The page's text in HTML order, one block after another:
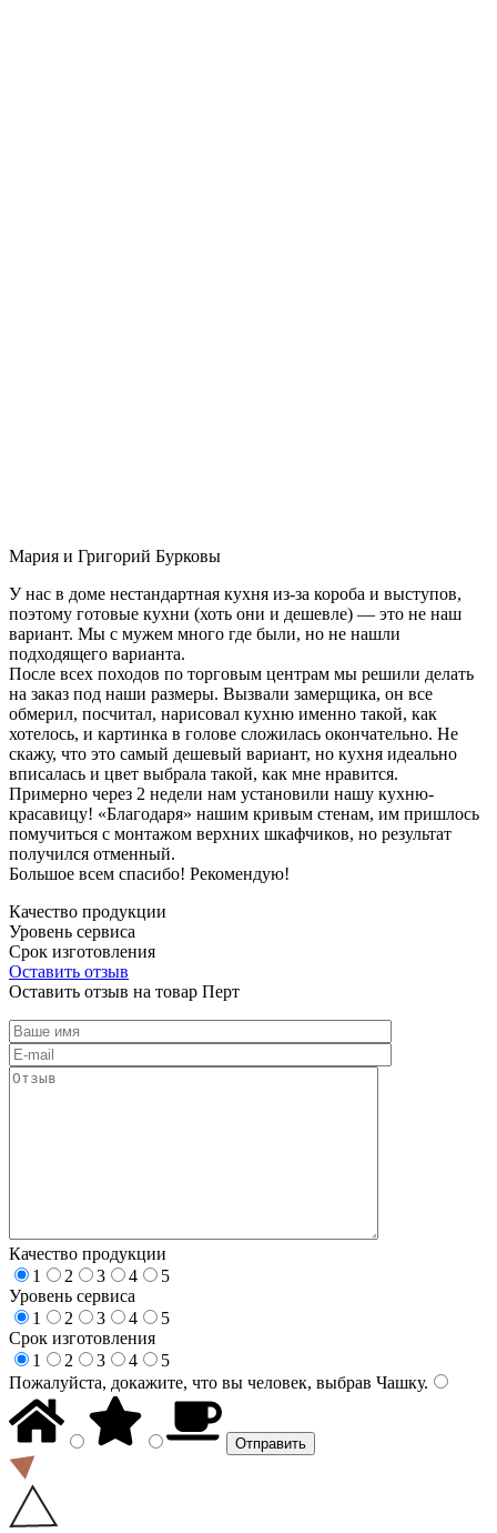
Мария и Григорий Бурковы
У нас в доме нестандартная кухня из-за короба и выступов,
поэтому готовые кухни (хоть они и дешевле) — это не наш
вариант. Мы с мужем много где были, но не нашли
подходящего варианта.
После всех походов по торговым центрам мы решили делать
на заказ под наши размеры. Вызвали замерщика, он все
обмерил, посчитал, нарисовал кухню именно такой, как
хотелось, и картинка в голове сложилась окончательно. Не
скажу, что это самый дешевый вариант, но кухня идеально
вписалась и цвет выбрала такой, как мне нравится.
Примерно через 2 недели нам установили нашу кухню-
красавицу! «Благодаря» нашим кривым стенам, им пришлось
помучиться с монтажом верхних шкафчиков, но результат
получился отменный.
Большое всем спасибо! Рекомендую!
Качество продукции
Уровень сервиса
Срок изготовления
Оставить отзыв
Оставить отзыв на товар Перт
Качество продукции
1
2 3 4
5
Уровень сервиса
1
2 3 4
5
Срок изготовления
1
2 3 4
5
Пожалуйста, докажите, что вы человек, выбрав Чашку.